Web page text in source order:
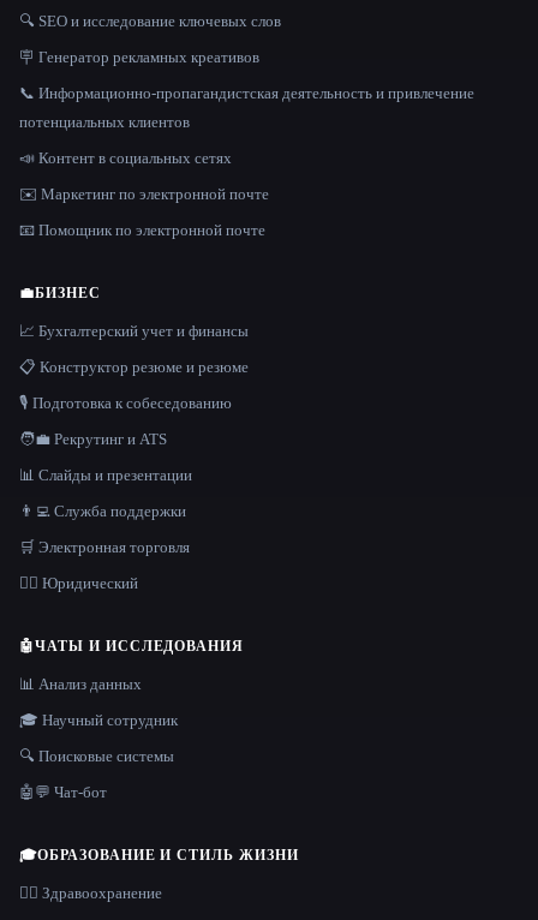
🔍 SEO и исследование ключевых слов
🪧 Генератор рекламных креативов
📞 Информационно-пропагандистская деятельность и привлечение
потенциальных клиентов
📣 Контент в социальных сетях
✉️ Маркетинг по электронной почте
📧 Помощник по электронной почте
💼БИЗНЕС
📈 Бухгалтерский учет и финансы
📋 Конструктор резюме и резюме
🎙️ Подготовка к собеседованию
🧑‍💼 Рекрутинг и ATS
📊 Слайды и презентации
👨‍💻 Служба поддержки
🛒 Электронная торговля
👩‍⚖️ Юридический
🤖ЧАТЫ И ИССЛЕДОВАНИЯ
📊 Анализ данных
🎓 Научный сотрудник
🔍 Поисковые системы
🤖💬 Чат-бот
🎓ОБРАЗОВАНИЕ И СТИЛЬ ЖИЗНИ
👩‍⚕️ Здравоохранение